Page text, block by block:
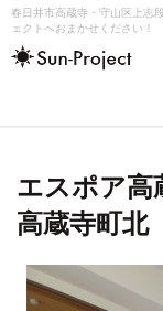
コ春日井市高蔵寺・守山区上志
ェクトへおまかせください！
エスポア
高蔵寺町